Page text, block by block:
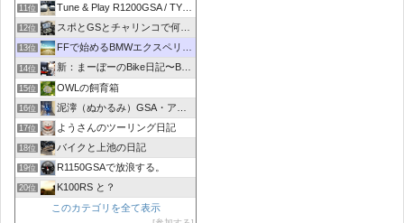
11位 Tune & Play R1200GSA / TYPE R
12位 スポとGSとチャリンコで何処いこう！
13位 FFで始めるBMWエクスペリエンス
14位 新：まーぼーのBike日記〜BMW R1100RT〜
15位 OWLの飼育箱
16位 泥濘（ぬかるみ）GSA・アルコーバ日記
17位 ようさんのツーリング日記
18位 バイクと上池の日記
19位 R1150GSAで放浪する。
20位
K100RS と？
このカテゴリを全て表示